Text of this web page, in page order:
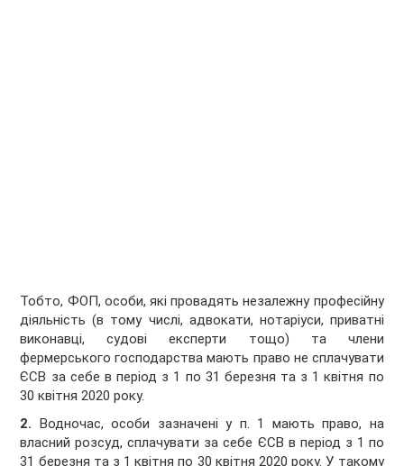
Тобто, ФОП, особи, які провадять незалежну професійну
діяльність (в тому числі, адвокати, нотаріуси, приватні
виконавці, судові експерти тощо) та члени
фермерського господарства мають право не сплачувати
ЄСВ за себе в період з 1 по 31 березня та з 1 квітня по
30 квітня 2020 року.
2. Водночас, особи зазначені у п. 1 мають право, на
власний розсуд, сплачувати за себе ЄСВ в період з 1 по
31 березня та з 1 квітня по 30 квітня 2020 року. У такому